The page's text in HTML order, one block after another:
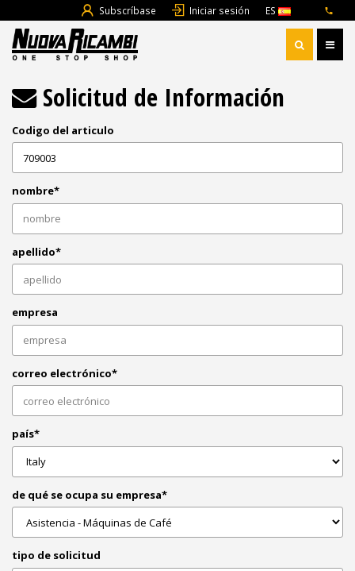
Subscríbase Iniciar sesión ES
Solicitud de Información
Codigo del articulo
nombre*
apellido*
empresa
correo electrónico*
país*
de qué se ocupa su empresa*
tipo de solicitud